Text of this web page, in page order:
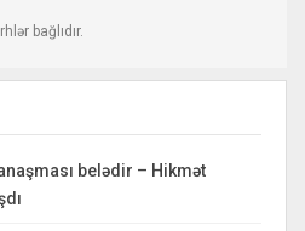
bağlıdır.
belədir – Hikmət